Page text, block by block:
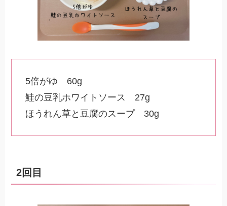
5倍がゆ 60g
鮭の豆乳ホワイトソース 27g
ほうれん草と豆腐のスープ 30g
2回目